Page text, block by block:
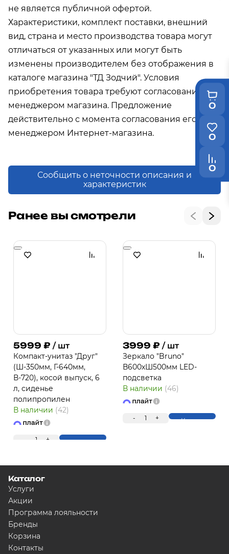
0
0
0
не является публичной офертой.
Характеристики, комплект поставки, внешний
вид, страна и место производства товара могут
отличаться от указанных или могут быть
изменены производителем без отображения в
каталоге магазина "ТД Зодчий". Условия
приобретения товара требуют согласования с
менеджером магазина. Предложение
действительно с момента согласования его с
менеджером Интернет-магазина.
Сообщить о неточности описания и
характеристик
Ранее вы смотрели
5999 ₽ / шт
Компакт-унитаз "Друг"
(Ш-350мм, Г-640мм,
В-720), косой выпуск, 6
л, сиденье
полипропилен
В наличии (42)
1 + Купить
3999 ₽ / шт
Зеркало "Bruno"
В600хШ500мм LED-
подсветка
В наличии (46)
- 1 + Купить
Каталог
Услуги
Акции
Программа лояльности
Бренды
Корзина
Контакты